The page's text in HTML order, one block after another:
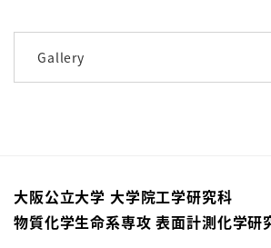
Gallery
大阪公立大学 大学院工学研究科
物質化学生命系専攻 表面計測化学研